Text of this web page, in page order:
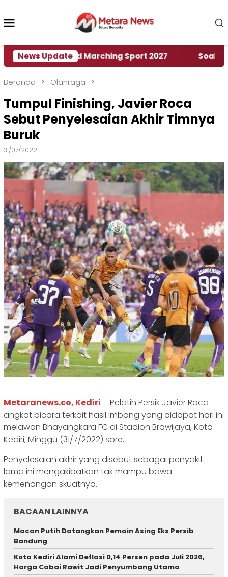
konten
News Update
World Marching Sport 2027 ‎Soal Rencana
Beranda Olahraga
Tumpul Finishing, Javier Roca
Sebut Penyelesaian Akhir Timnya
Buruk
31/07/2022
Metaranews.co, Kediri – Pelatih Persik Javier Roca
angkat bicara terkait hasil imbang yang didapat hari ini
melawan Bhayangkara FC di Stadion Brawijaya, Kota
Kediri, Minggu (31/7/2022) sore.
Penyelesaian akhir yang disebut sebagai penyakit
lama ini mengakibatkan tak mampu bawa
kemenangan skuatnya.
BACAAN LAINNYA
Macan Putih Datangkan Pemain Asing Eks Persib
Bandung
Kota Kediri Alami Deflasi 0,14 Persen pada Juli 2026,
Harga Cabai Rawit Jadi Penyumbang Utama